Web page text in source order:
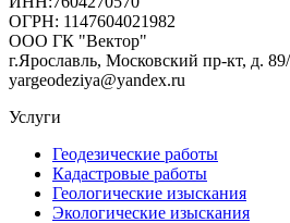
ОГРН: 1147604021982
ООО ГК "Вектор"
г.Ярославль, Московский пр-кт, д.
yargeodeziya@yandex.ru
Услуги
Геодезические работы
Кадастровые работы
Геологические изыскания
Экологические изыскания